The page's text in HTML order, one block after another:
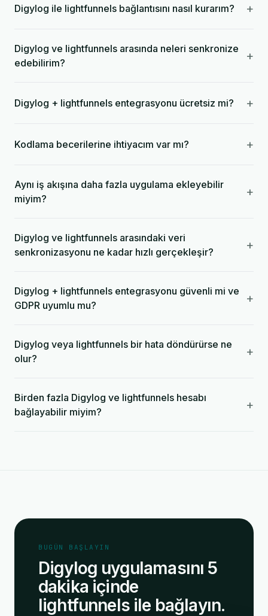
Digylog ile lightfunnels bağlantısını nasıl kurarım? +
Digylog ve lightfunnels arasında neleri senkronize
edebilirim?
+
Digylog + lightfunnels entegrasyonu ücretsiz mi? +
Kodlama becerilerine ihtiyacım var mı? +
Aynı iş akışına daha fazla uygulama ekleyebilir
miyim?
+
Digylog ve lightfunnels arasındaki veri
senkronizasyonu ne kadar hızlı gerçekleşir?
+
Digylog + lightfunnels entegrasyonu güvenli mi ve
GDPR uyumlu mu?
+
Digylog veya lightfunnels bir hata döndürürse ne
olur?
+
Birden fazla Digylog ve lightfunnels hesabı
bağlayabilir miyim?
+
BUGÜN BAŞLAYIN
Digylog uygulamasını 5
dakika içinde
lightfunnels ile bağlayın.